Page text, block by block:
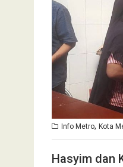
Info Metro, Kota
Hasyim dan